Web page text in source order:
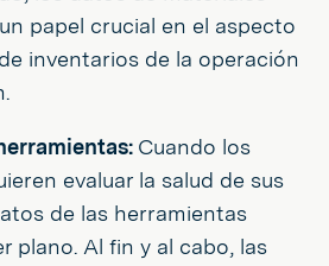
papel crucial en el aspecto
inventarios de la operación
Cuando los
evaluar la salud de sus
de las herramientas
plano. Al fin y al cabo, las